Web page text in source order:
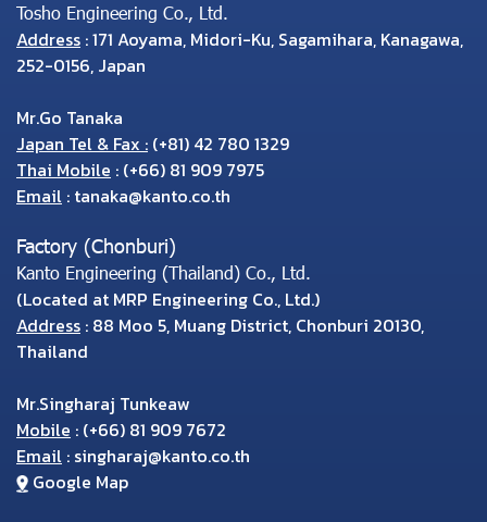
Tosho Engineering Co., Ltd.
Address : 171 Aoyama, Midori-Ku, Sagamihara, Kanagawa,
252-0156, Japan
Mr.Go Tanaka
Japan Tel & Fax : (+81) 42 780 1329
Thai Mobile : (+66) 81 909 7975
Email : tanaka@kanto.co.th
Factory (Chonburi)
Kanto Engineering (Thailand) Co., Ltd.
(Located at MRP Engineering Co., Ltd.)
Address : 88 Moo 5, Muang District, Chonburi 20130,
Thailand
Mr.Singharaj Tunkeaw
Mobile : (+66) 81 909 7672
Email : singharaj@kanto.co.th
Google Map